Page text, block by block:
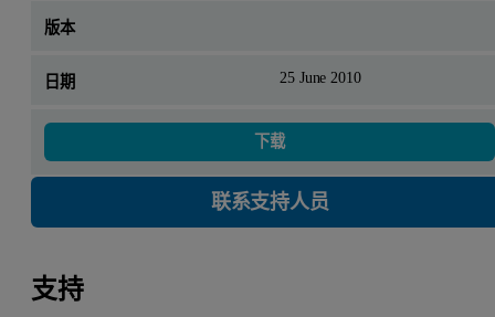
25 June 2010
下载
联系支持人员
支持